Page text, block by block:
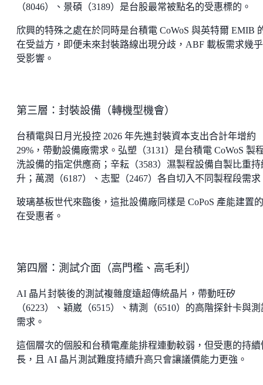
（8046）、景碩（3189）是台股最常被點名的受惠標的。
欣興的特殊之處在於同時是台積電 CoWoS 與英特爾 EMIB
在受益方，即便未來封裝路線出現分歧，ABF 載板需求幾
受影響。
第三層：封裝設備（轉機型機會）
台積電與日月光投控 2026 年先進封裝資本支出合計年增約
29%，帶動設備廠需求。弘塑（3131）是台積電 CoWoS 製
洗設備的指定供應商；辛耘（3583）濕製程設備自製比重持
升；萬潤（6187）、志聖（2467）各自切入不同製程段需求
玻璃基板世代來臨後，這批設備廠同樣是 CoPoS 產能建置
在受惠者。
第四層：測試介面（高門檻、高毛利）
AI 晶片封裝後的測試複雜度遠超傳統晶片，帶動旺矽
（6223）、穎崴（6515）、精測（6510）的高階探針卡與
需求。
這個層次的個股和台積電產能排程連動較弱，但受惠的持續
長，且 AI 晶片測試難度持續升高只會讓議價能力更強。